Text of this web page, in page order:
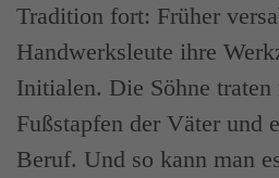
Tradition fort: Früher
Handwerksleute ihre
Initialen. Die Söhne
Fußstapfen der Väter und
Beruf. Und so kann man